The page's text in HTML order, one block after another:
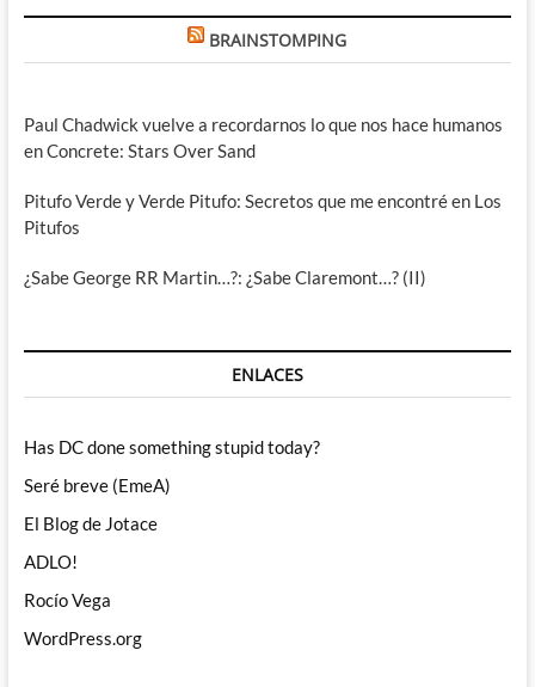
BRAINSTOMPING
Paul Chadwick vuelve a recordarnos lo que nos hace humanos
en Concrete: Stars Over Sand
Pitufo Verde y Verde Pitufo: Secretos que me encontré en Los
Pitufos
¿Sabe George RR Martin…?: ¿Sabe Claremont…? (II)
ENLACES
Has DC done something stupid today?
Seré breve (EmeA)
El Blog de Jotace
ADLO!
Rocío Vega
WordPress.org